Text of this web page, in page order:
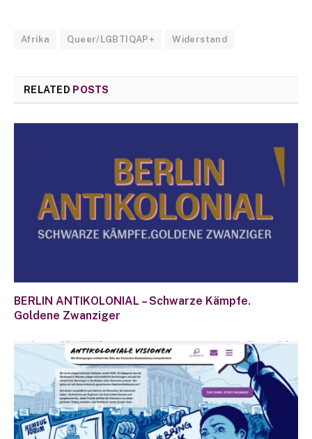
Afrika Queer/LGBTIQAP+ Widerstand
RELATED POSTS
BERLIN ANTIKOLONIAL – Schwarze Kämpfe.
Goldene Zwanziger